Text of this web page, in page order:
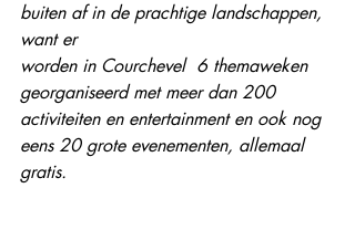
buiten af in de prachtige landschappen,
want er
worden in Courchevel  6 themaweken
georganiseerd met meer dan 200
activiteiten en entertainment en ook nog
eens 20 grote evenementen, allemaal
gratis.